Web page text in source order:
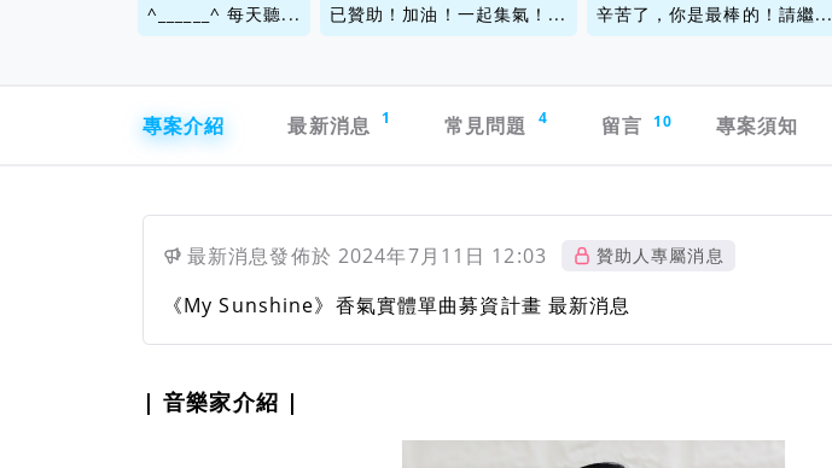
^______^ 每天聽... 已贊助！加油！一起集氣！... 辛苦了，你是最棒的！請繼...
專案介紹
最新消息 1 常見問題 4 留言 10 專案須知
最新消息發佈於 2024年7月11日 12:03 贊助人專屬消息
《My Sunshine》香氣實體單曲募資計畫 最新消息
| 音樂家介紹 |